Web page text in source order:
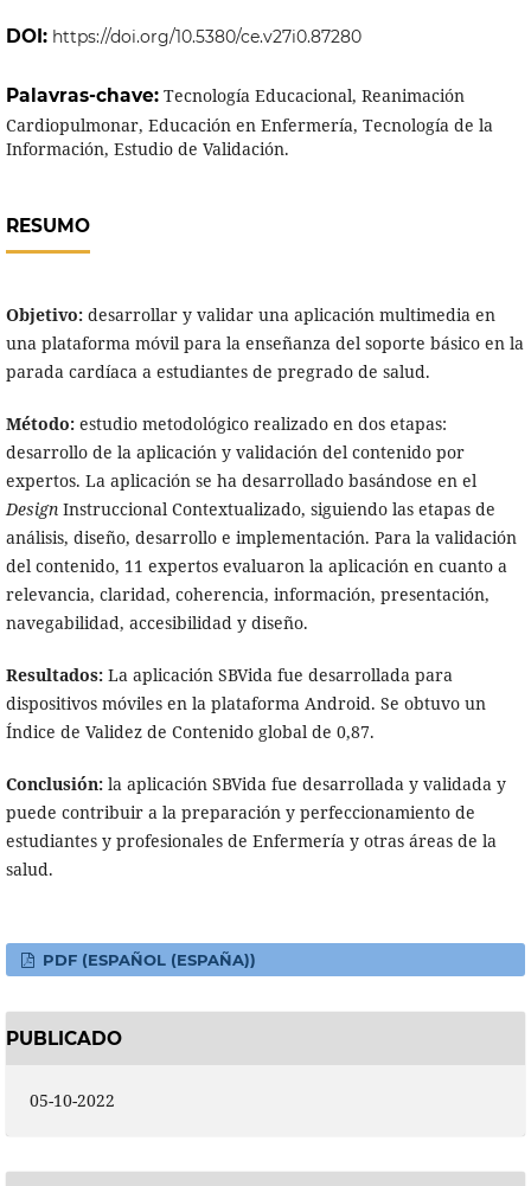
DOI: https://doi.org/10.5380/ce.v27i0.87280
Palavras-chave: Tecnología Educacional, Reanimación
Cardiopulmonar, Educación en Enfermería, Tecnología de la
Información, Estudio de Validación.
RESUMO
Objetivo:desarrollar y validar una aplicación multimedia en
una plataforma móvil para la enseñanza del soporte básico en la
parada cardíaca a estudiantes de pregrado de salud.
Método:estudio metodológico realizado en dos etapas:
desarrollo de la aplicación y validación del contenido por
expertos. La aplicación se ha desarrollado basándose en el
DesignInstruccional Contextualizado, siguiendo las etapas de
análisis, diseño, desarrollo e implementación. Para la validación
del contenido, 11 expertos evaluaron la aplicación en cuanto a
relevancia, claridad, coherencia, información, presentación,
navegabilidad, accesibilidad y diseño.
Resultados:La aplicación SBVida fue desarrollada para
dispositivos móviles en la plataforma Android. Se obtuvo un
Índice de Validez de Contenido global de 0,87.
Conclusión:la aplicación SBVida fue desarrollada y validada y
puede contribuir a la preparación y perfeccionamiento de
estudiantes y profesionales de Enfermería y otras áreas de la
salud.
PDF (ESPAÑOL (ESPAÑA))
PUBLICADO
05-10-2022